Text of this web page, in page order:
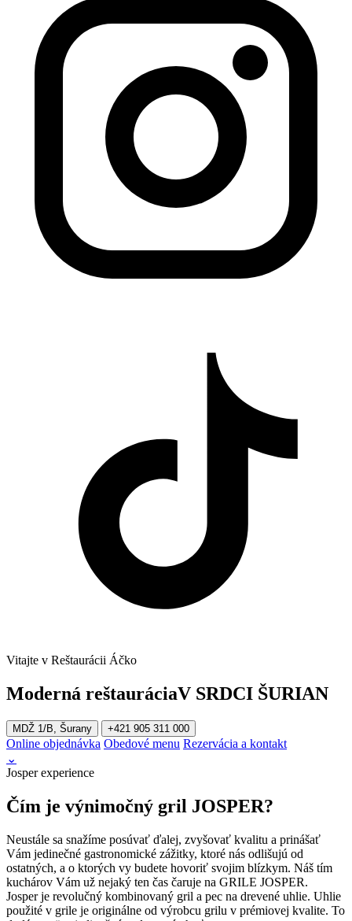
Vitajte v Reštaurácii Áčko
Moderná reštauráciaV SRDCI ŠURIAN
MDŽ 1/B, Šurany +421 905 311 000
Online objednávka Obedové menu Rezervácia a kontakt
⌄
Josper experience
Čím je výnimočný gril JOSPER?
Neustále sa snažíme posúvať ďalej, zvyšovať kvalitu a prinášať
Vám jedinečné gastronomické zážitky, ktoré nás odlišujú od
ostatných, a o ktorých vy budete hovoriť svojim blízkym. Náš tím
kuchárov Vám už nejaký ten čas čaruje na GRILE JOSPER.
Josper je revolučný kombinovaný gril a pec na drevené uhlie. Uhlie
použité v grile je originálne od výrobcu grilu v prémiovej kvalite. To